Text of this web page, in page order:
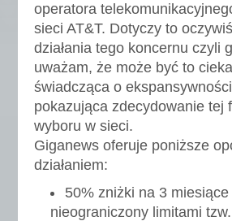
operatora
sieci AT&T. Dotyczy to
działania tego koncernu czyli
uważam, że może być to
świadcząca o
pokazująca zdecydowanie tej
wyboru w sieci.
Giganews oferuje poniższe
działaniem:
50% zniżki na 3
nieograniczony limitami